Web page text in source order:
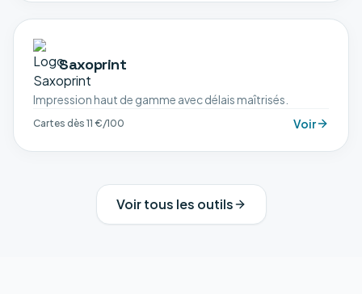
Saxoprint
Impression haut de gamme avec délais maîtrisés.
Cartes dès 11 €/100 Voir
Voir tous les outils